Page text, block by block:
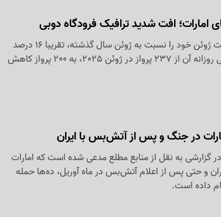
شرکت هواپیمایی امارات ظرفیت ژوئن خود را نسبت به ژوئن سال گذشته، تقریبا 16 درصد
کاهش داده و پروازهای خروجی روزانه آن از 237 پرواز در ژوئن 2025، به 200 پرواز کاهش
در جنگ و پس از آتش‌بس با ایران
در گزارشی به نقل از منابع مطلع مدعی شده است که امارات
و حتی پس از اعلام آتش‌بس در ماه آوریل، ده‌ها حمله
داده است.